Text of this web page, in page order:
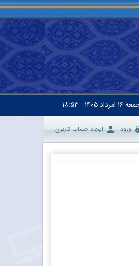
۱۶ اَمرداد ۱۴۰۵ ۱۸:۵۳
ورود ایجاد حساب کاربری